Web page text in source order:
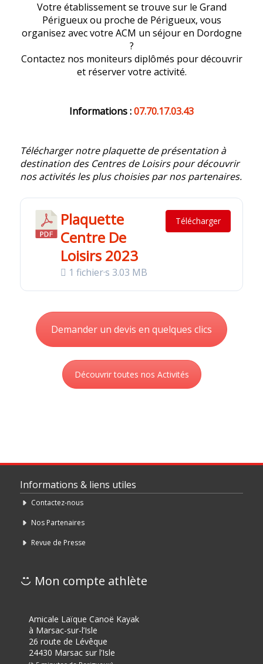
Votre établissement se trouve sur le Grand
Périgueux ou proche de Périgueux, vous
organisez avec votre ACM un séjour en Dordogne
?
Contactez nos moniteurs diplômés pour découvrir
et réserver votre activité.
Informations :07.70.17.03.43
Télécharger notre plaquette de présentation à
destination des Centres de Loisirs pour découvrir
nos activités les plus choisies par nos partenaires.
Plaquette
Centre De
Loisirs 2023
1 fichier·s 3.03 MB
Télécharger
Demander un devis en quelques clics
Découvrir toutes nos Activités
Informations & liens utiles
Contactez-nous
Nos Partenaires
Revue de Presse
Mon compte athlète
Amicale Laïque Canoë Kayak
à Marsac-sur-l’Isle
26 route de Lévêque
24430 Marsac sur l’Isle